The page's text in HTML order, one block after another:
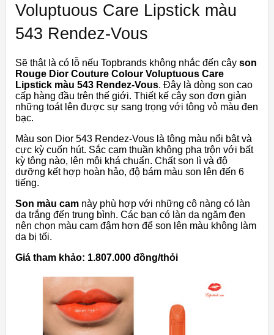
Voluptuous Care Lipstick màu
543 Rendez-Vous
Sẽ thật là có lỗ nếu Topbrands không nhắc đến cây son
Rouge Dior Couture Colour Voluptuous Care
Lipstick màu 543 Rendez-Vous. Đây là dòng son cao
cấp hàng đầu trên thế giới. Thiết kế cây son đơn giản
những toát lên được sự sang trọng với tông vỏ màu đen
bạc.
Màu son Dior 543 Rendez-Vous là tông màu nổi bật và
cực kỳ cuốn hút. Sắc cam thuần không pha trộn với bất
kỳ tông nào, lên môi khá chuẩn. Chất son lì và độ
dưỡng kết hợp hoàn hảo, độ bám màu son lên đến 6
tiếng.
Son màu cam này phù hợp với những cô nàng có làn
da trắng đến trung bình. Các bạn có làn da ngăm đen
nên chọn màu cam đậm hơn để son lên màu không làm
da bị tối.
Giá tham khảo: 1.807.000 đồng/thỏi